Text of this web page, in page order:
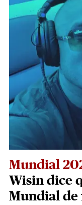
Mundial
Wisin dice
Mundial de